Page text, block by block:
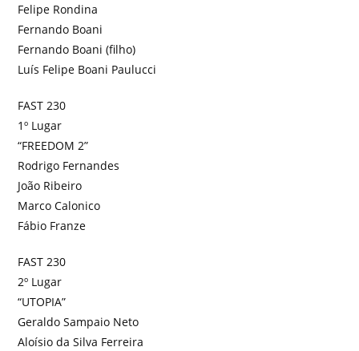
Felipe Rondina
Fernando Boani
Fernando Boani (filho)
Luís Felipe Boani Paulucci
FAST 230
1º Lugar
“FREEDOM 2”
Rodrigo Fernandes
João Ribeiro
Marco Calonico
Fábio Franze
FAST 230
2º Lugar
“UTOPIA”
Geraldo Sampaio Neto
Aloísio da Silva Ferreira